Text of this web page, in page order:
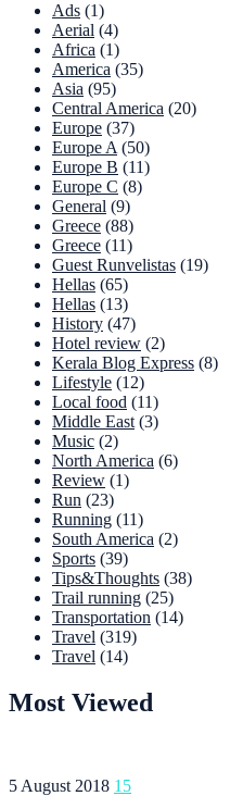
Ads (1)
Aerial (4)
Africa (1)
America (35)
Asia (95)
Central America (20)
Europe (37)
Europe A (50)
Europe B (11)
Europe C (8)
General (9)
Greece (88)
Greece (11)
Guest Runvelistas (19)
Hellas (65)
Hellas (13)
History (47)
Hotel review (2)
Kerala Blog Express (8)
Lifestyle (12)
Local food (11)
Middle East (3)
Music (2)
North America (6)
Review (1)
Run (23)
Running (11)
South America (2)
Sports (39)
Tips&Thoughts (38)
Trail running (25)
Transportation (14)
Travel (319)
Travel (14)
Most Viewed
5 August 2018 15